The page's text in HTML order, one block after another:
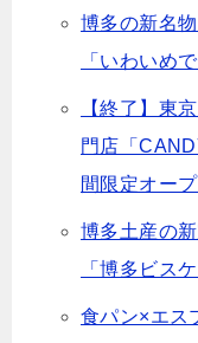
博多の新名
「いわいめ
【終了】東
門店「
間限定オー
博多土産の
「博多ビス
食パン×エス